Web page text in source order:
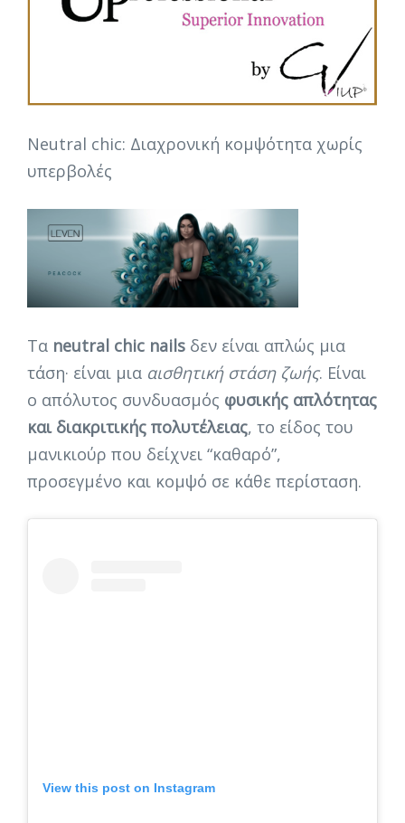
Neutral chic: Διαχρονική κομψότητα χωρίς
υπερβολές
Τα neutral chic nails δεν είναι απλώς μια
τάση· είναι μια αισθητική στάση ζωής. Είναι
ο απόλυτος συνδυασμός φυσικής απλότητας
και διακριτικής πολυτέλειας, το είδος του
μανικιούρ που δείχνει “καθαρό”,
προσεγμένο και κομψό σε κάθε περίσταση.
View this post on Instagram